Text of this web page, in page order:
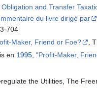
Obligation and Transfer
du livre dirigé par
704
Maker, Friend or Foe?
,
en 1995, "Profit-Maker,
the Utilities, The